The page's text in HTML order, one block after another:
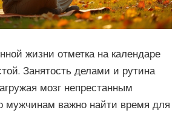
жизни отметка на календаре
Занятость делами и рутина
мозг непрестанным
мужчинам важно найти время для